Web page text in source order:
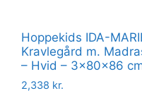
Hoppekids IDA-
Kravlegård m.
– Hvid – 3x80x86
2,338 kr.